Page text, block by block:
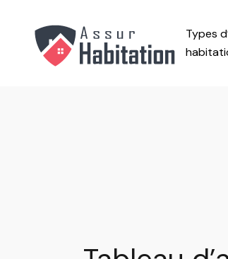
Types